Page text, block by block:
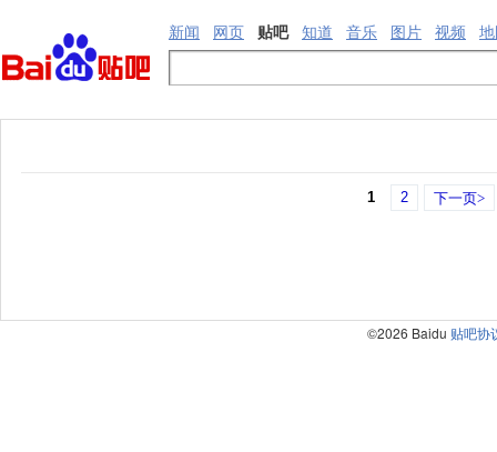
新闻 网页 贴吧 知道 音乐 图片 视频
1 2 下一页>
©2026 Baidu 贴吧协